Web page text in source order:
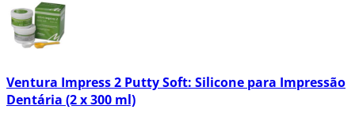
Ventura Impress 2 Putty Soft: Silicone para Impressão
Dentária (2 x 300 ml)